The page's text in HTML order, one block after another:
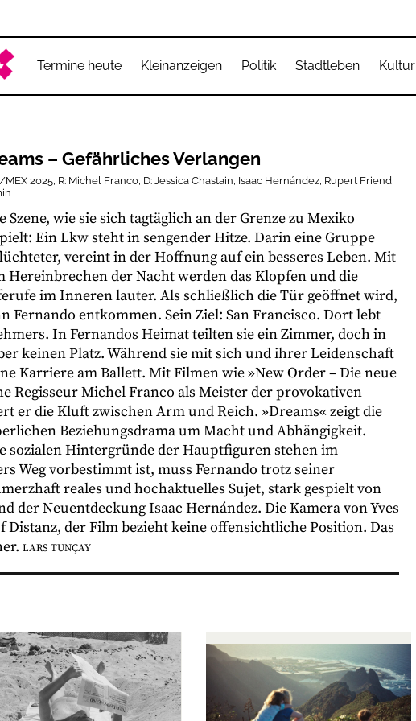
Termine heute Kleinanzeigen Politik Stadtleben Kultur
– Gefährliches Verlangen
MEX 2025, R: Michel Franco, D: Jessica Chastain, Isaac Hernández, Rupert Friend,
Szene, wie sie sich tagtäglich an der Grenze zu Mexiko
Ein Lkw steht in sengender Hitze. Darin eine Gruppe
vereint in der Hoffnung auf ein besseres Leben. Mit
Hereinbrechen der Nacht werden das Klopfen und die
im Inneren lauter. Als schließlich die Tür geöffnet wird,
Fernando entkommen. Sein Ziel: San Francisco. Dort lebt
In Fernandos Heimat teilten sie ein Zimmer, doch in
keinen Platz. Während sie mit sich und ihrer Leidenschaft
Karriere am Ballett. Mit Filmen wie »New Order – Die neue
Regisseur Michel Franco als Meister der provokativen
er die Kluft zwischen Arm und Reich. »Dreams« zeigt die
Beziehungsdrama um Macht und Abhängigkeit.
Hintergründe der Hauptfiguren stehen im
Weg vorbestimmt ist, muss Fernando trotz seiner
reales und hochaktuelles Sujet, stark gespielt von
der Neuentdeckung Isaac Hernández. Die Kamera von Yves
Distanz, der Film bezieht keine offensichtliche Position. Das
LARS TUNÇAY